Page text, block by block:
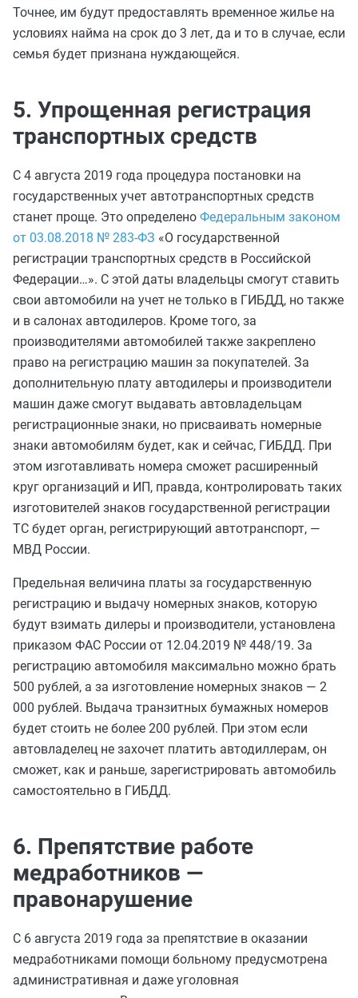
Точнее, им будут предоставлять временное жилье на
условиях найма на срок до 3 лет, да и то в случае, если
семья будет признана нуждающейся.
5. Упрощенная регистрация
транспортных средств
С 4 августа 2019 года процедура постановки на
государственных учет автотранспортных средств
станет проще. Это определено Федеральным законом
от 03.08.2018 № 283-ФЗ «О государственной
регистрации транспортных средств в Российской
Федерации…». С этой даты владельцы смогут ставить
свои автомобили на учет не только в ГИБДД, но также
и в салонах автодилеров. Кроме того, за
производителями автомобилей также закреплено
право на регистрацию машин за покупателей. За
дополнительную плату автодилеры и производители
машин даже смогут выдавать автовладельцам
регистрационные знаки, но присваивать номерные
знаки автомобилям будет, как и сейчас, ГИБДД. При
этом изготавливать номера сможет расширенный
круг организаций и ИП, правда, контролировать таких
изготовителей знаков государственной регистрации
ТС будет орган, регистрирующий автотранспорт, —
МВД России.
Предельная величина платы за государственную
регистрацию и выдачу номерных знаков, которую
будут взимать дилеры и производители, установлена
приказом ФАС России от 12.04.2019 № 448/19. За
регистрацию автомобиля максимально можно брать
500 рублей, а за изготовление номерных знаков — 2
000 рублей. Выдача транзитных бумажных номеров
будет стоить не более 200 рублей. При этом если
автовладелец не захочет платить автодиллерам, он
сможет, как и раньше, зарегистрировать автомобиль
самостоятельно в ГИБДД.
6. Препятствие работе
медработников —
правонарушение
С 6 августа 2019 года за препятствие в оказании
медработниками помощи больному предусмотрена
административная и даже уголовная